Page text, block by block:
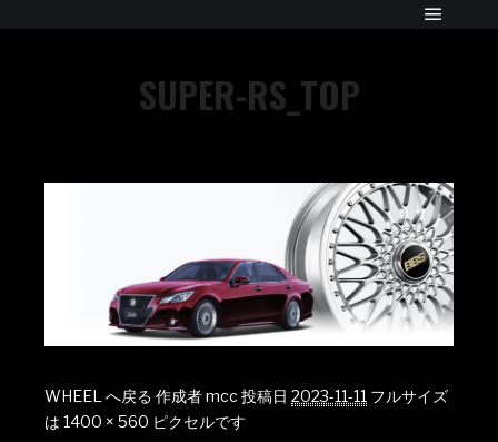
SUPER-RS_TOP
WHEEL へ戻る 作成者mcc投稿日 2023-11-11 フルサイズ
は 1400 × 560 ピクセルです